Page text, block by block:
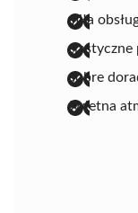
miła
elastyczne
dobre
świetna